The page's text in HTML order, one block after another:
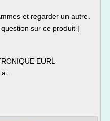
et regarder un autre.
sur ce produit |
EURL